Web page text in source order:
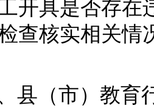
开具是否存在
查核实相关情
县（市）教